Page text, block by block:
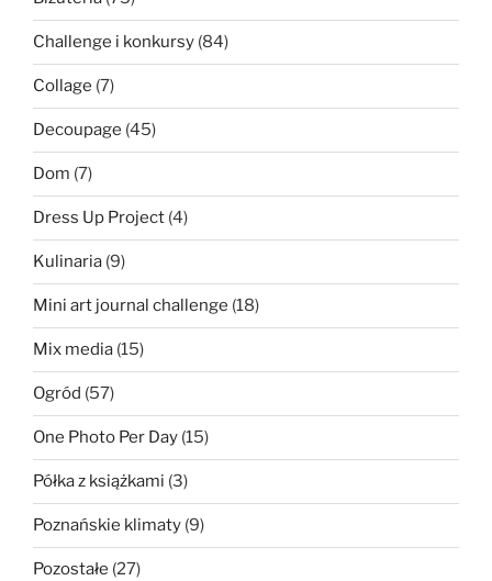
Challenge i konkursy (84)
Collage (7)
Decoupage (45)
Dom (7)
Dress Up Project (4)
Kulinaria (9)
Mini art journal challenge (18)
Mix media (15)
Ogród (57)
One Photo Per Day (15)
Półka z książkami (3)
Poznańskie klimaty (9)
Pozostałe (27)